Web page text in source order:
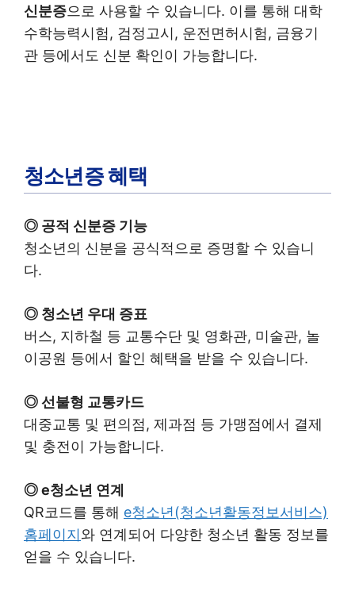
신분증으로 사용할 수 있습니다. 이를 통해 대학
수학능력시험, 검정고시, 운전면허시험, 금융기
관 등에서도 신분 확인이 가능합니다.
청소년증 혜택
◎ 공적 신분증 기능
청소년의 신분을 공식적으로 증명할 수 있습니
다.
◎ 청소년 우대 증표
버스, 지하철 등 교통수단 및 영화관, 미술관, 놀
이공원 등에서 할인 혜택을 받을 수 있습니다.
◎ 선불형 교통카드
대중교통 및 편의점, 제과점 등 가맹점에서 결제
및 충전이 가능합니다.
◎ e청소년 연계
QR코드를 통해 e청소년(청소년활동정보서비스)
홈페이지와 연계되어 다양한 청소년 활동 정보를
얻을 수 있습니다.